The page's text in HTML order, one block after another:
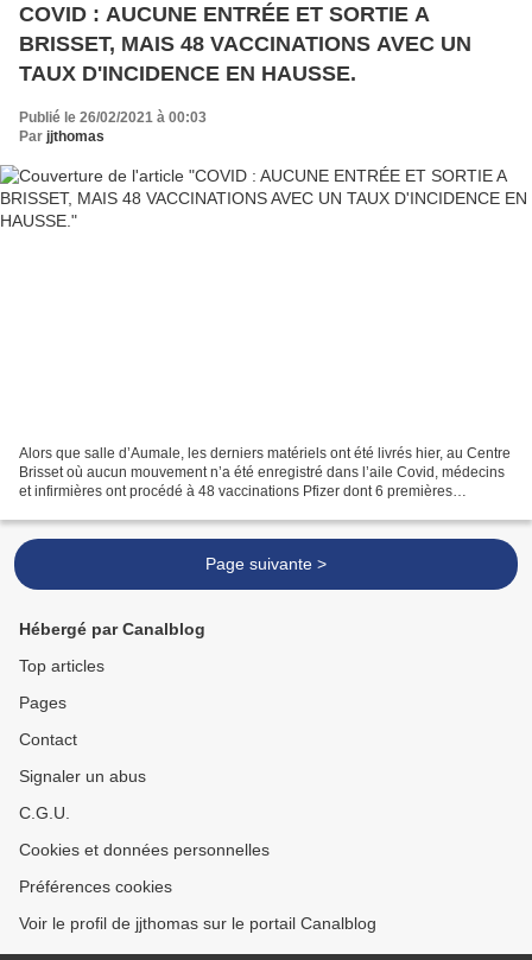
COVID : AUCUNE ENTRÉE ET SORTIE A
BRISSET, MAIS 48 VACCINATIONS AVEC UN
TAUX D'INCIDENCE EN HAUSSE.
Publié le 26/02/2021 à 00:03
Par jjthomas
Alors que salle d’Aumale, les derniers matériels ont été livrés hier, au Centre
Brisset où aucun mouvement n’a été enregistré dans l’aile Covid, médecins
et infirmières ont procédé à 48 vaccinations Pfizer dont 6 premières
Page suivante >
Hébergé par Canalblog
Top articles
Pages
Contact
Signaler un abus
C.G.U.
Cookies et données personnelles
Préférences cookies
Voir le profil de jjthomas sur le portail Canalblog